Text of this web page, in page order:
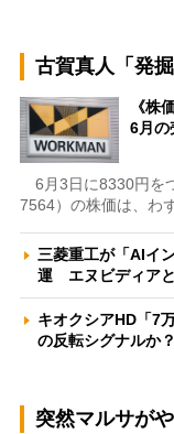
古賀真人「発
《株
6月の
6月3日に8330円を
7564）の株価は、わ
三菱重工が「AIイ
運 エヌビディア
キオクシアHD「7
の反転シグナル
突然マルサが